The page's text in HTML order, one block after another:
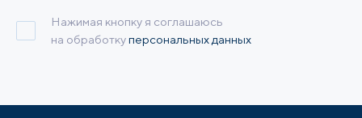
Нажимая кнопку я соглашаюсь
на обработкуперсональных данных